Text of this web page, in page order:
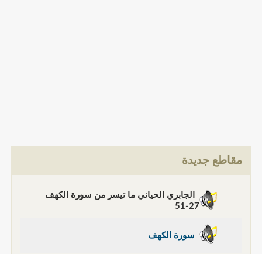
مقاطع جديدة
الجابري الحياني ما تيسر من سورة الكهف
27-51
سورة الكهف